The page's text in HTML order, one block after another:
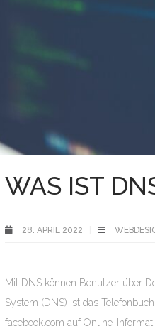
WAS IST
28. APRIL 2022
Mit DNS können Benutzer über
System (DNS) ist das
facebook.com auf Online-